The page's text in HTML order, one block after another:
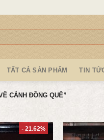
TẤT CẢ SẢN PHẨM TIN
CẢNH ĐỒNG QUÊ”
- 21.62%